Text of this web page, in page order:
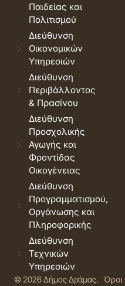
Παιδείας και
Πολιτισμού
Διεύθυνση
Οικονομικών
Υπηρεσιών
Διεύθυνση
Περιβάλλοντος
& Πρασίνου
Διεύθυνση
Προσχολικής
Αγωγής και
Φροντίδας
Οικογένειας
Διεύθυνση
Προγραμματισμού,
Οργάνωσης και
Πληροφορικής
Διεύθυνση
Τεχνικών
Υπηρεσιών
© 2026 Δήμος Δράμας. Όροι